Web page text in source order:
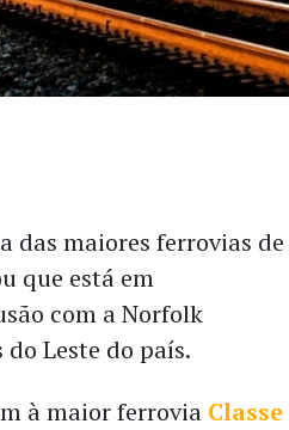
das maiores ferrovias de
que está em
com a Norfolk
Leste do país.
à maior ferrovia Classe